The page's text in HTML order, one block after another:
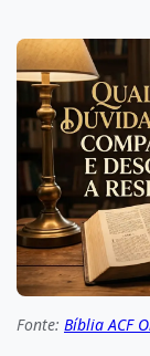
Fonte: Bíblia ACF